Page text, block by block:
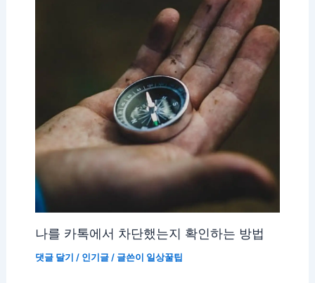
나를 카톡에서 차단했는지 확인하는 방법
댓글 달기 / 인기글/ 글쓴이 일상꿀팁